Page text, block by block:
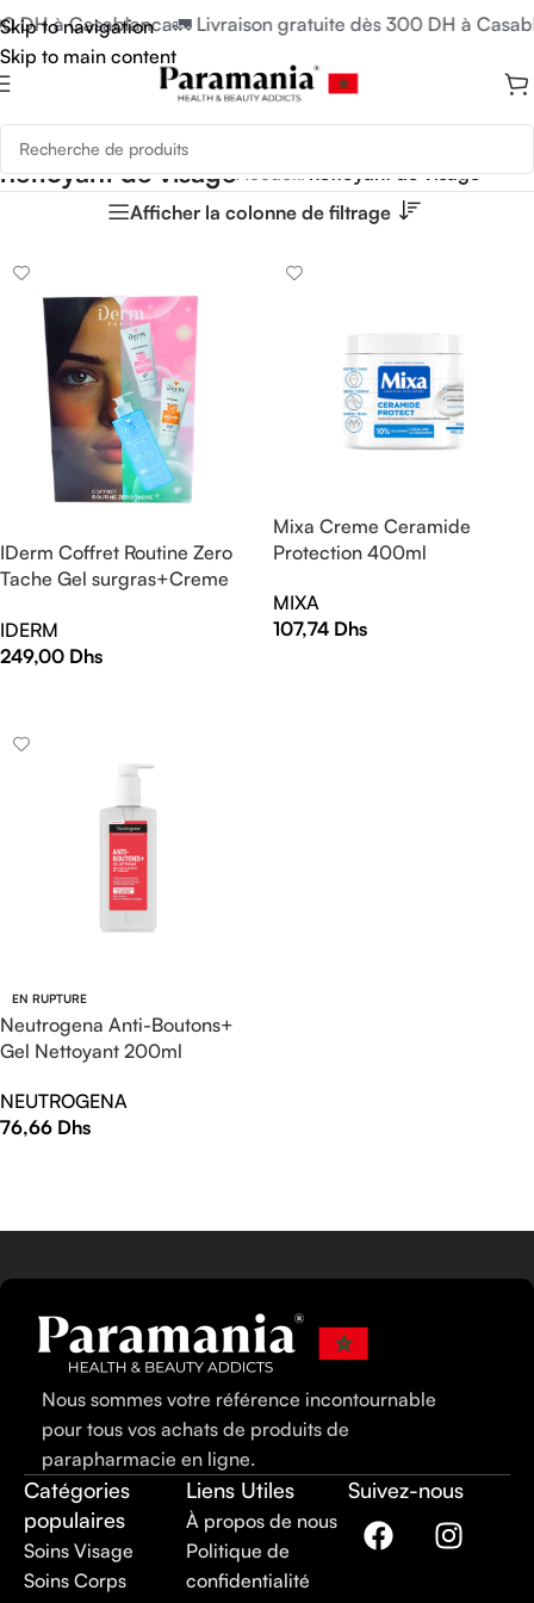
Skip to navigation
Skip to main content
DH à Casablanca🚛 Livraison gratuite dès 300 DH à
nettoyant de visageAccueil/nettoyant de visage
Afficher la colonne de filtrage
IDerm Coffret Routine Zero
Tache Gel surgras+Creme
IDERM
249,00 Dhs
Mixa Creme Ceramide
Protection 400ml
MIXA
107,74 Dhs
EN RUPTURE
Neutrogena Anti-Boutons+
Gel Nettoyant 200ml
NEUTROGENA
76,66 Dhs
Nous sommes votre référence incontournable
pour tous vos achats de produits de
parapharmacie en ligne.
Catégories
populaires
Soins Visage
Soins Corps
Liens Utiles
À propos de nous
Politique de
confidentialité
Suivez-nous